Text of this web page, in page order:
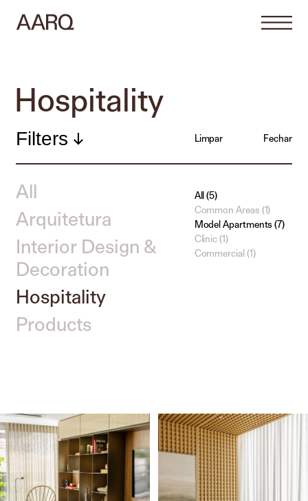
Hospitality
Filters Limpar Fechar
All
Arquitetura
Interior Design &
Decoration
Hospitality
Products
All (5)
Common Areas (1)
Model Apartments (7)
Clinic (1)
Commercial (1)